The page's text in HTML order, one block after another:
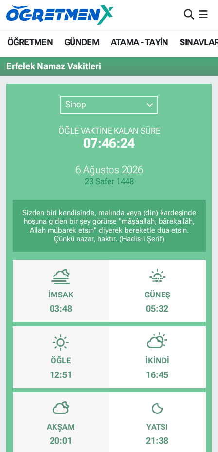
ÖĞRETMEN GÜNDEM ATAMA - TAYİN
Erfelek Namaz Vakitleri
Sinop
ÖĞLE VAKTİNE KALAN SÜRE
07:46:24
6 Ağustos 2026
23 Safer 1448
Sizden biri kendisinde, malında veya (din) kardeşinde
hoşuna giden bir şey görürse "mâşâallah, bârekallâh,
Allah mübarek etsin" diyerek bereketle dua etsin.
Çünkü nazar, haktır. (Hadis-i Şerif)
İMSAK
03:48
GÜNEŞ
05:32
ÖĞLE
12:51
İKINDI
16:45
AKŞAM
20:01
YATSI
21:38
ÖĞRETMEN
GÜNDEM
ATAMA - TAYİN
SINAVLAR
HAYATIN İÇİNDEN
İstanbul Nöbetçi Eczaneler
İstanbul Hava Durumu
İstanbul Namaz Vakitleri
İstanbul Trafik Yoğunluk Haritası
Süper Lig Puan Durumu ve Fikstür
Son Dakika Haberleri
Haber Arşivi